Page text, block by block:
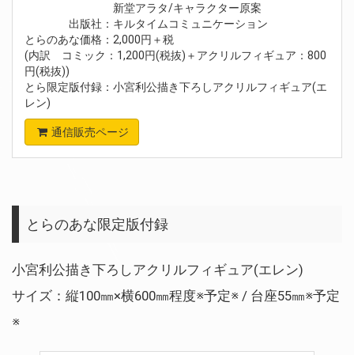
新堂アラタ/キャラクター原案
出版社：キルタイムコミュニケーション
とらのあな価格：2,000円＋税
(内訳 コミック：1,200円(税抜)＋アクリルフィギュア：800
円(税抜))
とら限定版付録：小宮利公描き下ろしアクリルフィギュア(エ
レン)
通信販売ページ
とらのあな限定版付録
小宮利公描き下ろしアクリルフィギュア(エレン)
サイズ：縦100㎜×横600㎜程度※予定※ / 台座55㎜※予定
※